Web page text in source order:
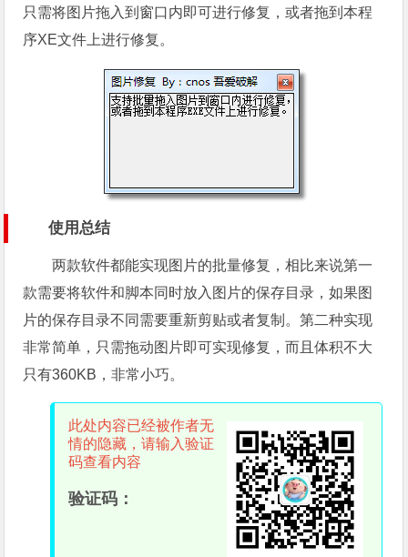
只需将图片拖入到窗口内即可进行修复，或者拖到本程
序XE文件上进行修复。
使用总结
两款软件都能实现图片的批量修复，相比来说第一
款需要将软件和脚本同时放入图片的保存目录，如果图
片的保存目录不同需要重新剪贴或者复制。第二种实现
非常简单，只需拖动图片即可实现修复，而且体积不大
只有360KB，非常小巧。
此处内容已经被作者无
情的隐藏，请输入验证
码查看内容
验证码：